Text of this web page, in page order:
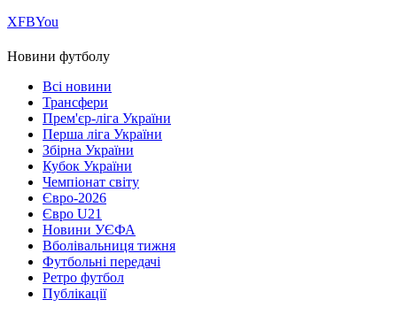
ХFBYou
Новини футболу
Всі новини
Трансфери
Прем'єр-ліга України
Перша ліга України
Збірна України
Кубок України
Чемпіонат світу
Євро-2026
Євро U21
Новини УЄФА
Вболівальниця тижня
Футбольні передачі
Ретро футбол
Публікації